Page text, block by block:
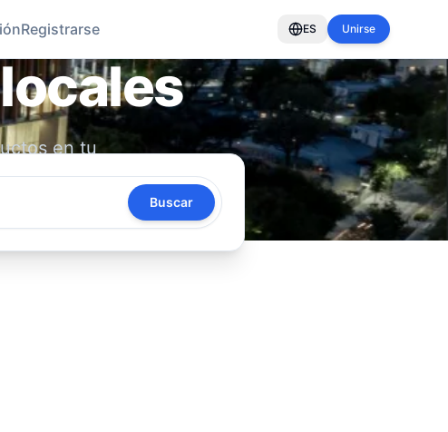
Registrarse ES Unirse
en tu
y apoya tu
Buscar